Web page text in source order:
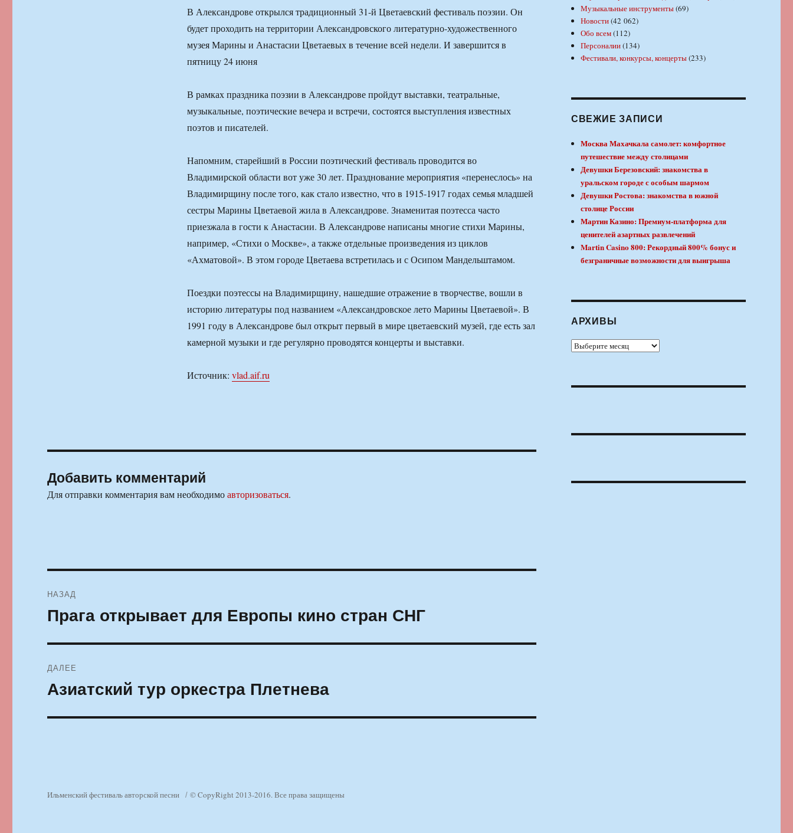
В Александрове открылся традиционный 31-й Цветаевский фестиваль поэзии. Он
будет проходить на территории Александровского литературно-художественного
музея Марины и Анастасии Цветаевых в течение всей недели. И завершится в
пятницу 24 июня
В рамках праздника поэзии в Александрове пройдут выставки, театральные,
музыкальные, поэтические вечера и встречи, состоятся выступления известных
поэтов и писателей.
Напомним, старейший в России поэтический фестиваль проводится во
Владимирской области вот уже 30 лет. Празднование мероприятия «перенеслось» на
Владимирщину после того, как стало известно, что в 1915-1917 годах семья младшей
сестры Марины Цветаевой жила в Александрове. Знаменитая поэтесса часто
приезжала в гости к Анастасии. В Александрове написаны многие стихи Марины,
например, «Стихи о Москве», а также отдельные произведения из циклов
«Ахматовой». В этом городе Цветаева встретилась и с Осипом Мандельштамом.
Поездки поэтессы на Владимирщину, нашедшие отражение в творчестве, вошли в
историю литературы под названием «Александровское лето Марины Цветаевой». В
1991 году в Александрове был открыт первый в мире цветаевский музей, где есть зал
камерной музыки и где регулярно проводятся концерты и выставки.
Источник: vlad.aif.ru
Добавить комментарий
Для отправки комментария вам необходимоавторизоваться.
по
НАЗАД
Предыдущая
запись:
Прага открывает для Европы кино стран СНГ
ДАЛЕЕ
Следующая
Азиатский тур оркестра Плетнева
Музыкальные инструменты(69)
Новости(42 062)
Обо всем(112)
Персоналии(134)
Фестивали, конкурсы, концерты(233)
СВЕЖИЕ ЗАПИСИ
Москва Махачкала самолет: комфортное
путешествие между столицами
Девушки Березовский: знакомства в
уральском городе с особым шармом
Девушки Ростова: знакомства в южной
столице России
Мартин Казино: Премиум-платформа для
ценителей азартных развлечений
Martin Casino 800: Рекордный 800% бонус и
безграничные возможности для выигрыша
АРХИВЫ
Архивы
Ильменский фестиваль авторской песни © CopyRight 2013-2016. Все права защищены